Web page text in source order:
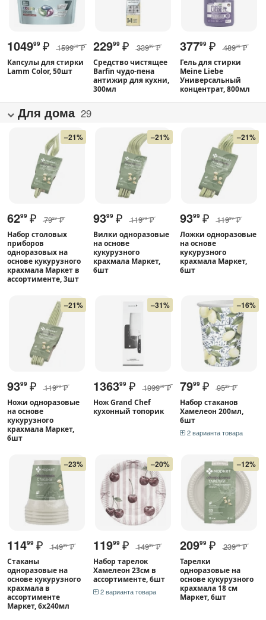
104999 ₽ 159900 ₽
Капсулы для стирки
Lamm Color, 50шт
22999 ₽ 33999 ₽
Средство чистящее
Barfin чудо-пена
антижир для кухни,
300мл
37799 ₽ 48999 ₽
Гель для стирки
Meine Liebe
Универсальный
концентрат, 800мл
Для дома 29
–21%
6299 ₽ 7999 ₽
Набор столовых
приборов
одноразовых на
основе кукурузного
крахмала Маркет в
ассортименте, 3шт
–21%
9399 ₽ 11999 ₽
Вилки одноразовые
на основе
кукурузного
крахмала Маркет,
6шт
–21%
9399 ₽ 11999 ₽
Ложки одноразовые
на основе
кукурузного
крахмала Маркет,
6шт
–21%
9399 ₽ 11999 ₽
Ножи одноразовые
на основе
кукурузного
крахмала Маркет,
6шт
–31%
136399 ₽ 199900 ₽
Нож Grand Chef
кухонный топорик
–16%
7999 ₽ 9599 ₽
Набор стаканов
Хамелеон 200мл,
6шт
2 варианта товара
–23%
11499 ₽ 14999 ₽
Стаканы
одноразовые на
основе кукурузного
крахмала в
ассортименте
Маркет, 6х240мл
–20%
11999 ₽ 14999 ₽
Набор тарелок
Хамелеон 23см в
ассортименте, 6шт
2 варианта товара
–12%
20999 ₽ 23999 ₽
Тарелки
одноразовые на
основе кукурузного
крахмала 18 см
Маркет, 6шт